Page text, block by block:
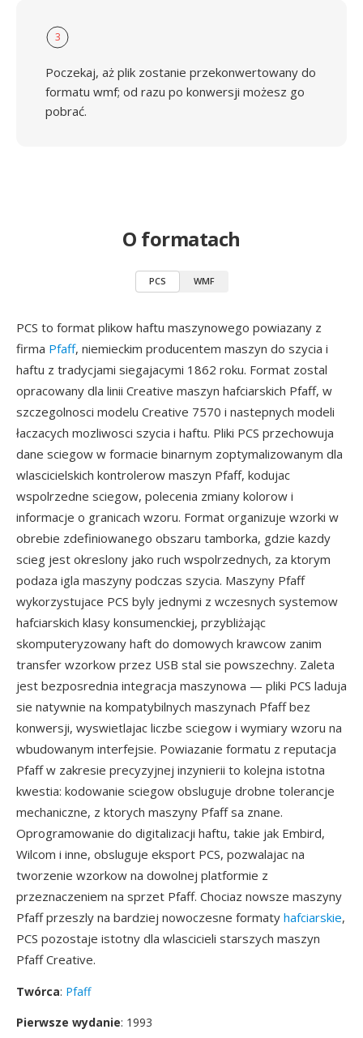
3
Poczekaj, aż plik zostanie przekonwertowany do
formatu wmf; od razu po konwersji możesz go
pobrać.
O formatach
PCS WMF
PCS to format plikow haftu maszynowego powiazany z
firma Pfaff, niemieckim producentem maszyn do szycia i
haftu z tradycjami siegajacymi 1862 roku. Format zostal
opracowany dla linii Creative maszyn hafciarskich Pfaff, w
szczegolnosci modelu Creative 7570 i nastepnych modeli
łaczacych mozliwosci szycia i haftu. Pliki PCS przechowuja
dane sciegow w formacie binarnym zoptymalizowanym dla
wlascicielskich kontrolerow maszyn Pfaff, kodujac
wspolrzedne sciegow, polecenia zmiany kolorow i
informacje o granicach wzoru. Format organizuje wzorki w
obrebie zdefiniowanego obszaru tamborka, gdzie kazdy
scieg jest okreslony jako ruch wspolrzednych, za ktorym
podaza igla maszyny podczas szycia. Maszyny Pfaff
wykorzystujace PCS byly jednymi z wczesnych systemow
hafciarskich klasy konsumenckiej, przybliżając
skomputeryzowany haft do domowych krawcow zanim
transfer wzorkow przez USB stal sie powszechny. Zaleta
jest bezposrednia integracja maszynowa — pliki PCS laduja
sie natywnie na kompatybilnych maszynach Pfaff bez
konwersji, wyswietlajac liczbe sciegow i wymiary wzoru na
wbudowanym interfejsie. Powiazanie formatu z reputacja
Pfaff w zakresie precyzyjnej inzynierii to kolejna istotna
kwestia: kodowanie sciegow obsluguje drobne tolerancje
mechaniczne, z ktorych maszyny Pfaff sa znane.
Oprogramowanie do digitalizacji haftu, takie jak Embird,
Wilcom i inne, obsluguje eksport PCS, pozwalajac na
tworzenie wzorkow na dowolnej platformie z
przeznaczeniem na sprzet Pfaff. Chociaz nowsze maszyny
Pfaff przeszly na bardziej nowoczesne formaty hafciarskie,
PCS pozostaje istotny dla wlascicieli starszych maszyn
Pfaff Creative.
Twórca: Pfaff
Pierwsze wydanie: 1993